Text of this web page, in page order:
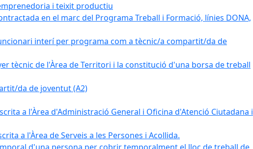
i teixit productiu
en el marc del Programa Treball i Formació, línies DONA,
interí per programa com a tècnic/a compartit/da de
tècnic de l'Àrea de Territori i la constitució d'una borsa de treball
da de joventut (A2)
a l'Àrea d'Administració General i Oficina d'Atenció Ciutadana i
a l'Àrea de Serveis a les Persones i Acollida.